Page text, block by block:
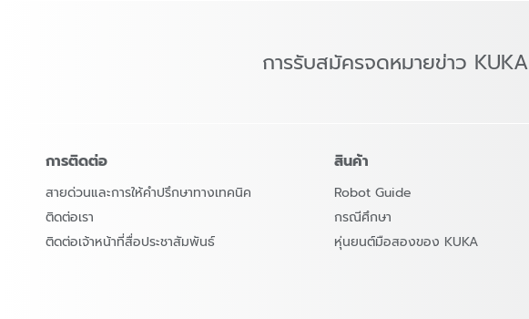
การรับสมัครจดหมายข่าว KUKA
การติดต่อ
สายด่วนและการให้คำปรึกษาทางเทคนิค
ติดต่อเรา
ติดต่อเจ้าหน้าที่สื่อประชาสัมพันธ์
สินค้า
Robot Guide
กรณีศึกษา
หุ่นยนต์มือสองของ KUKA